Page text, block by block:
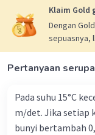
bayangan
perbesaran
M = (-p' / p) x
Sehingga,
adalah 0,88
Klaim Gold
Dengan
sepuasnya,
Pertanyaan serupa
Pada suhu 15°C
m/det. Jika setiap
bunyi bertambah